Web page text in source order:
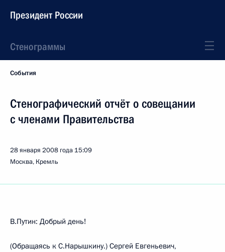
Президент России
Стенограммы
События
Стенографический отчёт о совещании
с членами Правительства
28 января 2008 года 15:09
Москва, Кремль
В.Путин: Добрый день!
(Обращаясь к С.Нарышкину.) Сергей Евгеньевич,